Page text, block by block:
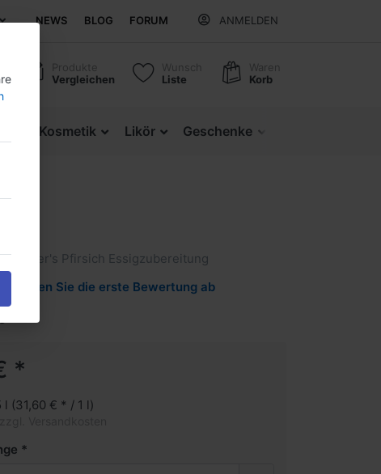
NEWS BLOG FORUM ANMELDEN
Produkte
Vergleichen
Wunsch
Liste
Waren
Korb
Kosmetik Likör Geschenke
Pfirsich Essigzubereitung
Geben Sie die erste Bewertung ab
*
l (31,60 € * / 1 l)